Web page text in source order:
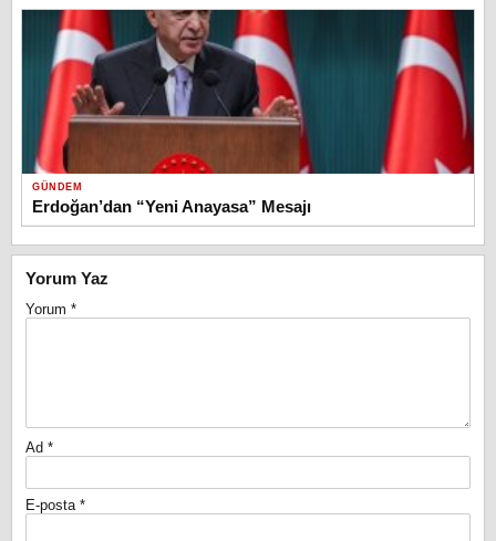
GÜNDEM
Erdoğan’dan “Yeni Anayasa” Mesajı
Yorum Yaz
Yorum *
Ad *
E-posta *